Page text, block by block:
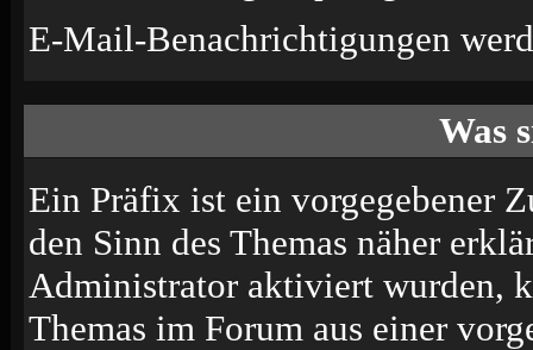
E-Mail-Benachrichtigungen
Was
Ein Präfix ist ein vorgegebener
den Sinn des Themas näher
Administrator aktiviert wurden,
Themas im Forum aus einer